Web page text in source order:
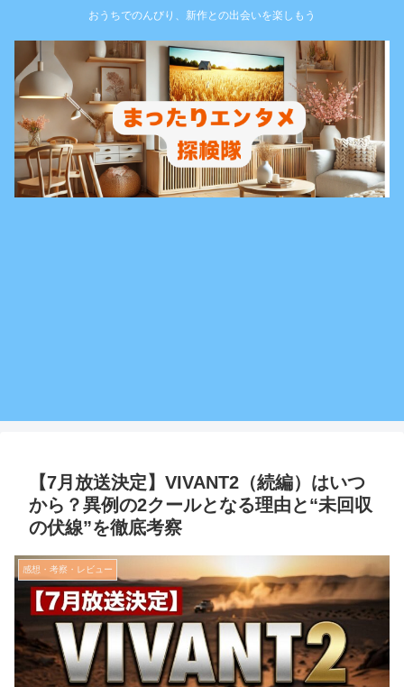
おうちでのんびり、新作との出会いを楽しもう
【7月放送決定】VIVANT2（続編）はいつ
から？異例の2クールとなる理由と“未回収
の伏線”を徹底考察
感想・考察・レビュー